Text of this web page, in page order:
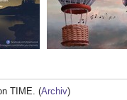
TIME. (Archiv)